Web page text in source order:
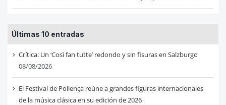
Últimas 10 entradas
Crítica: Un ‘Così fan tutte’ redondo y sin fisuras en Salzburgo
08/08/2026
El Festival de Pollença reúne a grandes figuras internacionales
de la música clásica en su edición de 2026